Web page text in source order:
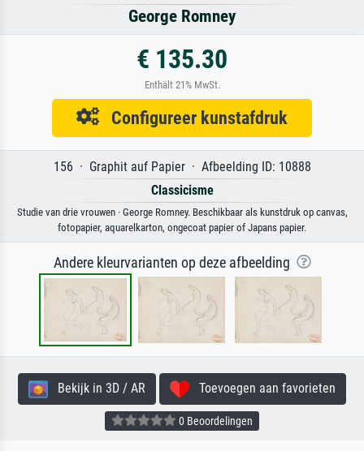
George Romney
€ 135.30
Enthält 21% MwSt.
Configureer kunstafdruk
156 · Graphit auf Papier · Afbeelding ID: 10888
Classicisme
Studie van drie vrouwen · George Romney. Beschikbaar als kunstdruk op canvas,
fotopapier, aquarelkarton, ongecoat papier of Japans papier.
Andere kleurvarianten op deze afbeelding
Bekijk in 3D / AR Toevoegen aan favorieten
0 Beoordelingen